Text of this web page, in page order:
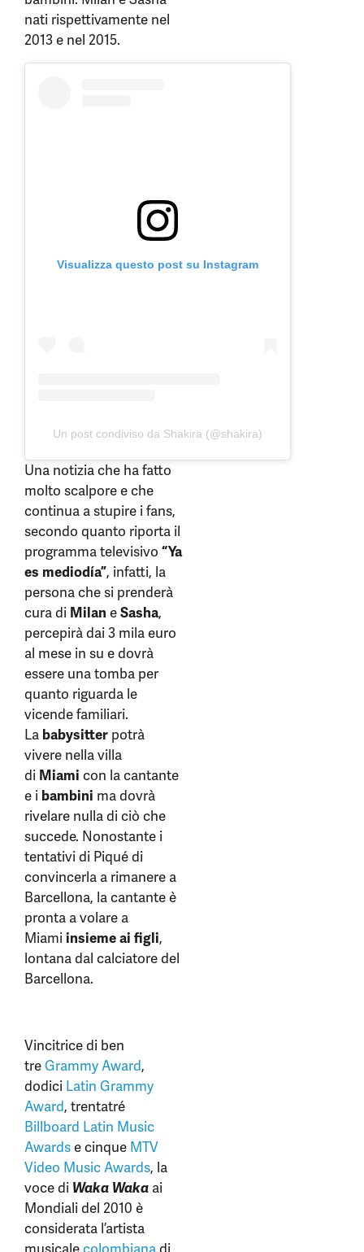
nati rispettivamente nel
2013 e nel 2015.
Visualizza questo post su Instagram
Un post condiviso da Shakira (@shakira)
Una notizia che ha fatto
molto scalpore e che
continua a stupire i fans,
secondo quanto riporta il
programma televisivo “Ya
es mediodía”, infatti, la
persona che si prenderà
cura di Milan eSasha,
percepirà dai 3 mila euro
al mese in su e dovrà
essere una tomba per
quanto riguarda le
vicende familiari.
La babysitter potrà
vivere nella villa
di Miami con la cantante
e i bambini ma dovrà
rivelare nulla di ciò che
succede. Nonostante i
tentativi di Piqué di
convincerla a rimanere a
Barcellona, la cantante è
pronta a volare a
Miamiinsieme ai figli,
lontana dal calciatore del
Barcellona.
Vincitrice di ben
treGrammy Award,
dodici Latin Grammy
Award, trentatré
Billboard Latin Music
Awardse cinque MTV
Video Music Awards, la
voce di Waka Waka ai
Mondiali del 2010 è
considerata l’artista